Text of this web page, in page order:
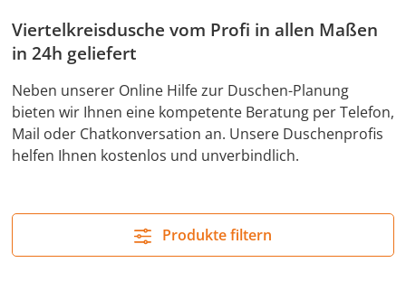
Viertelkreisdusche vom Profi in allen Maßen
in 24h geliefert
Neben unserer Online Hilfe zur Duschen-Planung
bieten wir Ihnen eine kompetente Beratung per Telefon,
Mail oder Chatkonversation an. Unsere Duschenprofis
helfen Ihnen kostenlos und unverbindlich.
Produkte filtern